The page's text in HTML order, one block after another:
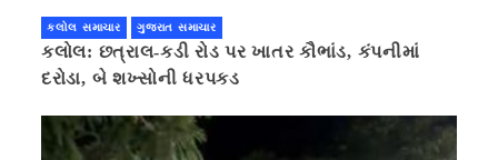
કલોલ સમાચાર ગુજરાત સમાચાર
કલોલ: છત્રાલ-કડી રોડ પર ખાતર કૌભાંડ, કંપનીમાં
દરોડા, બે શખ્સોની ધરપકડ